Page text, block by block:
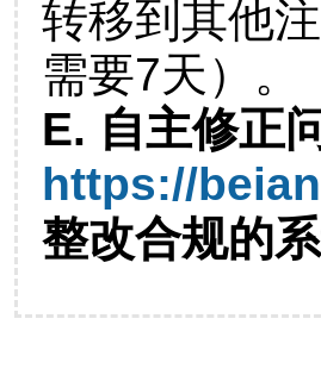
转移到其他
需要7天）。
E. 自主修正
https://
整改合规的